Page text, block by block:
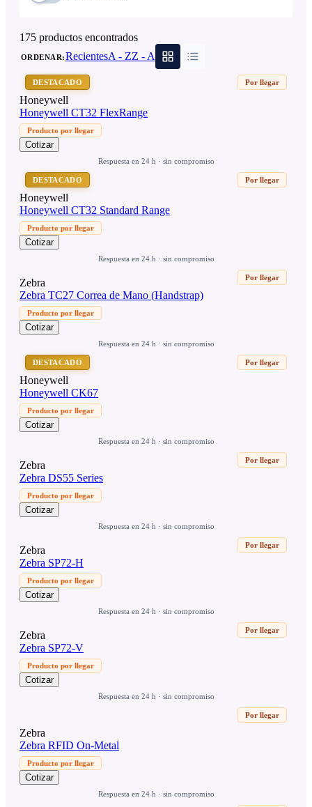
175 productos encontrados
ORDENAR:RecientesA - ZZ - A
Por llegar
DESTACADO
Honeywell
Honeywell CT32 FlexRange
Producto por llegar
Cotizar
Respuesta en 24 h · sin compromiso
Por llegar
DESTACADO
Honeywell
Honeywell CT32 Standard Range
Producto por llegar
Cotizar
Respuesta en 24 h · sin compromiso
Por llegar
Zebra
Zebra TC27 Correa de Mano (Handstrap)
Producto por llegar
Cotizar
Respuesta en 24 h · sin compromiso
Por llegar
DESTACADO
Honeywell
Honeywell CK67
Producto por llegar
Cotizar
Respuesta en 24 h · sin compromiso
Por llegar
Zebra
Zebra DS55 Series
Producto por llegar
Cotizar
Respuesta en 24 h · sin compromiso
Por llegar
Zebra
Zebra SP72-H
Producto por llegar
Cotizar
Respuesta en 24 h · sin compromiso
Por llegar
Zebra
Zebra SP72-V
Producto por llegar
Cotizar
Respuesta en 24 h · sin compromiso
Por llegar
Zebra
Zebra RFID On-Metal
Producto por llegar
Cotizar
Respuesta en 24 h · sin compromiso